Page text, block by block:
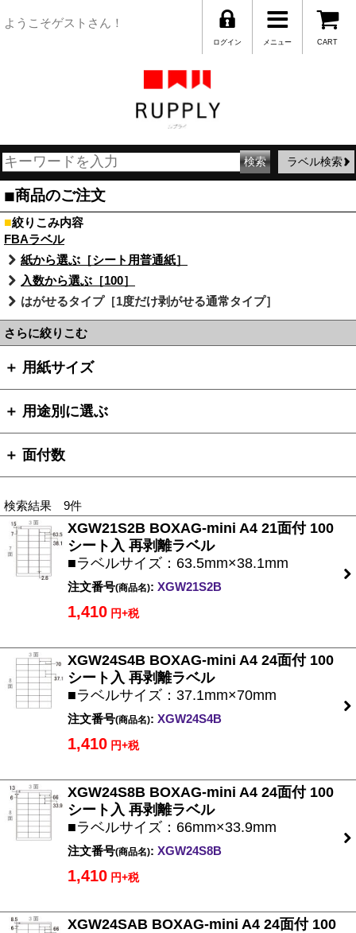
ようこそゲストさん！
CART
メニュー
ログイン
ラベル検索
■商品のご注文
■絞りこみ内容
FBAラベル
紙から選ぶ［シート用普通紙］
入数から選ぶ［100］
はがせるタイプ［1度だけ剥がせる通常タイプ］
さらに絞りこむ
＋ 用紙サイズ
＋ 用途別に選ぶ
＋ 面付数
検索結果 9件
XGW21S2B BOXAG-mini A4 21面付 100
シート入 再剥離ラベル
■ラベルサイズ：63.5mm×38.1mm
注文番号(商品名): XGW21S2B
1,410 円+税
XGW24S4B BOXAG-mini A4 24面付 100
シート入 再剥離ラベル
■ラベルサイズ：37.1mm×70mm
注文番号(商品名): XGW24S4B
1,410 円+税
XGW24S8B BOXAG-mini A4 24面付 100
シート入 再剥離ラベル
■ラベルサイズ：66mm×33.9mm
注文番号(商品名): XGW24S8B
1,410 円+税
XGW24SAB BOXAG-mini A4 24面付 100